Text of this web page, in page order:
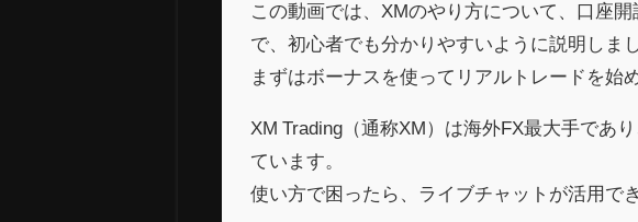
この動画では、XMのやり方について、口座
で、初心者でも分かりやすいように説明しまし
まずはボーナスを使ってリアルトレードを始
XM Trading（通称XM）は海外FX最大手であ
ています。
使い方で困ったら、ライブチャットが活用でき